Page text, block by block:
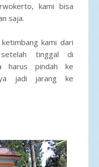
kami bisa
saja.
kami dari
tinggal di
harus pindah ke
jadi jarang ke